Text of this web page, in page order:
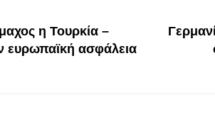
η Τουρκία –
ευρωπαϊκή ασφάλεια